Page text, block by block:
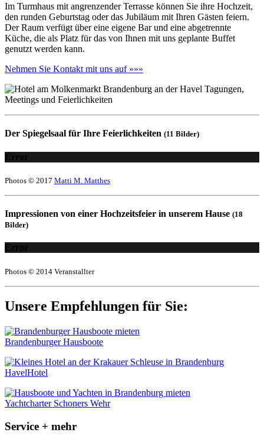
Im Turmhaus mit angrenzender Terrasse können Sie ihre Hochzeit,
den runden Geburtstag oder das Jubiläum mit Ihren Gästen feiern.
Der Raum verfügt über eine eigene Bar und eine abgetrennte
Küche, die als Platz für das von Ihnen mit uns geplante Buffet
genutzt werden kann.
Nehmen Sie Kontakt mit uns auf »»»
Der Spiegelsaal für Ihre Feierlichkeiten (11 Bilder)
Error
Photos © 2017 Matti M. Matthes
Impressionen von einer Hochzeitsfeier in unserem Hause (18
Bilder)
Error
Photos © 2014 Veranstallter
Unsere Empfehlungen für Sie:
Brandenburger Hausboote
HavelHotel
Yachtcharter Schoners Wehr
Service + mehr